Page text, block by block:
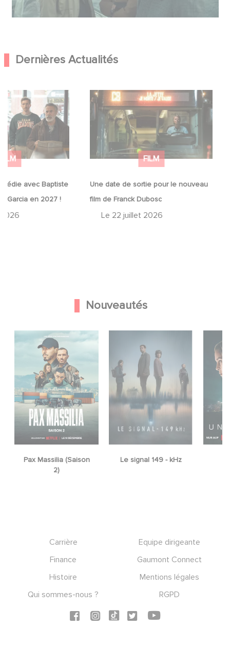
Dernières Actualités
FILM
avec Baptiste
Garcia en 2027 !
avec
et José Garcia
FILM
Une date de sortie pour le nouveau
film de Franck Dubosc
Le 22 juillet 2026
Une date de sortie pour le
nouveau film de Franck Dubosc
Nouveautés
Le signal 149 - kHz Unfamiliar
Carrière
Equipe dirigeante
Finance
Gaumont Connect
Histoire
Mentions légales
Qui sommes-nous ?
RGPD
Social icons